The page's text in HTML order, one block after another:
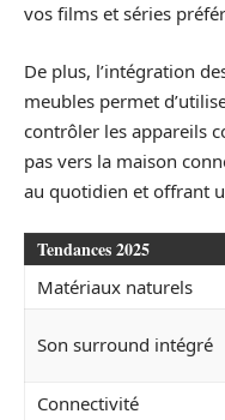
vos films et séries
De plus, l’intégration
meubles permet
contrôler les appareils
pas vers la maison
au quotidien et offrant
Tendances 2025
Matériaux naturels
Son surround intégré
Connectivité